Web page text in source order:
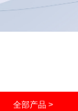
全部产品 >